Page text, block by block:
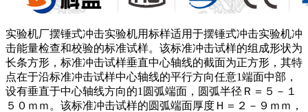
实验机厂摆锤式冲击实验机用标样适用于摆锤式冲击实验机冲
击能量检查和校验的标准试样。该标准冲击试样的组成形状为
长条方形，标准冲击试样垂直中心轴线的截面为正方形，其特
点在于沿标准冲击试样中心轴线的平行方向任意1端面中部，
设有垂直于中心轴线方向的1圆弧端面，圆弧半径Ｒ＝５－１
５０ｍｍ。该标准冲击试样的圆弧端面厚度Ｈ＝２－９ｍｍ，